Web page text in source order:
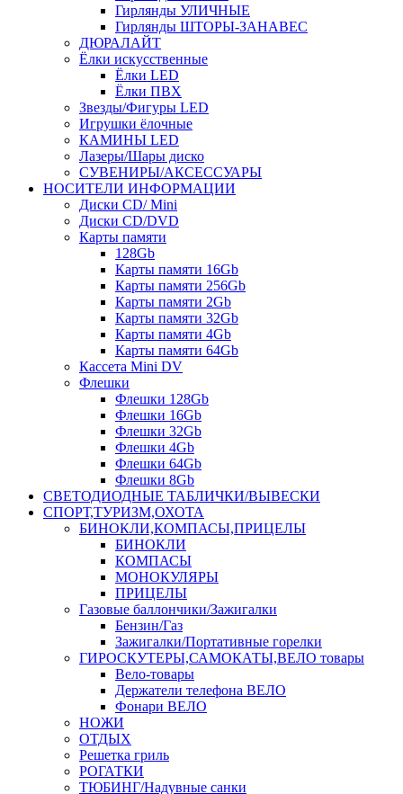
Гирлянды УЛИЧНЫЕ
Гирлянды ШТОРЫ-ЗАНАВЕС
ДЮРАЛАЙТ
Ёлки искусственные
Ёлки LED
Ёлки ПВХ
Звезды/Фигуры LED
Игрушки ёлочные
КАМИНЫ LED
Лазеры/Шары диско
СУВЕНИРЫ/АКСЕССУАРЫ
НОСИТЕЛИ ИНФОРМАЦИИ
Диски CD/ Mini
Диски CD/DVD
Карты памяти
128Gb
Карты памяти 16Gb
Карты памяти 256Gb
Карты памяти 2Gb
Карты памяти 32Gb
Карты памяти 4Gb
Карты памяти 64Gb
Кассета Mini DV
Флешки
Флешки 128Gb
Флешки 16Gb
Флешки 32Gb
Флешки 4Gb
Флешки 64Gb
Флешки 8Gb
СВЕТОДИОДНЫЕ ТАБЛИЧКИ/ВЫВЕСКИ
СПОРТ,ТУРИЗМ,ОХОТА
БИНОКЛИ,КОМПАСЫ,ПРИЦЕЛЫ
БИНОКЛИ
КОМПАСЫ
МОНОКУЛЯРЫ
ПРИЦЕЛЫ
Газовые баллончики/Зажигалки
Бензин/Газ
Зажигалки/Портативные горелки
ГИРОСКУТЕРЫ,САМОКАТЫ,ВЕЛО товары
Вело-товары
Держатели телефона ВЕЛО
Фонари ВЕЛО
НОЖИ
ОТДЫХ
Решетка гриль
РОГАТКИ
ТЮБИНГ/Надувные санки